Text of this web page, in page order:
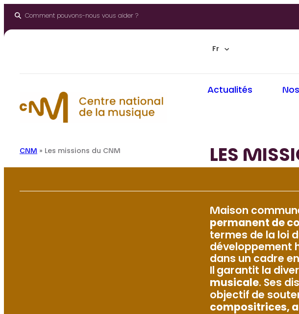
Comment pouvons-nous vous aider ?
Fr
Actualités
CNM » Les missions du CNM LES
Maison
permanent de
termes de la loi
développement
dans un cadre
Il garantit la
musicale. Ses
objectif de
compositrices,